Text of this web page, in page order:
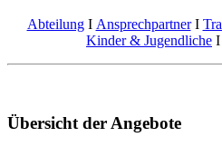
AbteilungΙ AnsprechpartnerΙ
Kinder & Jugendliche Ι
Übersicht der Angebote